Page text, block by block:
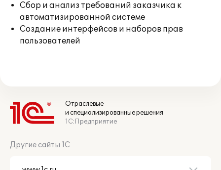
Сбор и анализ требований заказчика к
автоматизированной системе
Создание интерфейсов и наборов прав
пользователей
Отраслевые
и специализированные решения
1С:Предприятие
Другие сайты 1С